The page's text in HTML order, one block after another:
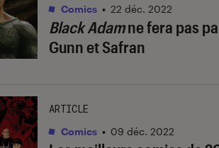
Black Adamne fera pas
Gunn et Safran
Comics • 22 déc. 2022
ARTICLE
Comics • 09 déc. 2022